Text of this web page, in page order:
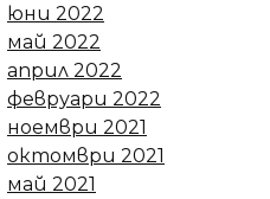
юни 2022
май 2022
април 2022
февруари 2022
ноември 2021
октомври 2021
май 2021